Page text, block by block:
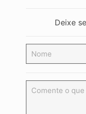
Deixe